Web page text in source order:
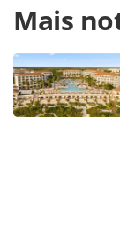
https://
aprova-compra-
as ferramentas
produzido pela
legislação
conteúdo sem
Mais